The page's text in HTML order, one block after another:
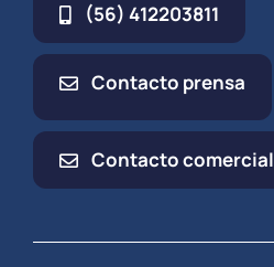
(56) 412203811
Contacto prensa
Contacto comercial